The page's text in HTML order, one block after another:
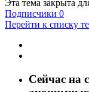
Эта тема закрыта
Подписчики 0
Перейти к списку
Сейчас на